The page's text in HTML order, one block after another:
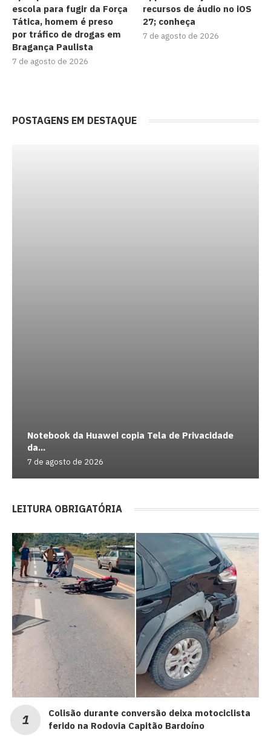
escola para fugir da Força
Tática, homem é preso
por tráfico de drogas em
Bragança Paulista
7 de agosto de 2026
recursos de áudio no iOS
27; conheça
7 de agosto de 2026
POSTAGENS EM DESTAQUE
Notebook da Huawei copia Tela de Privacidade
da...
7 de agosto de 2026
LEITURA OBRIGATÓRIA
Colisão durante conversão deixa motociclista
ferido na Rodovia Capitão Bardoíno